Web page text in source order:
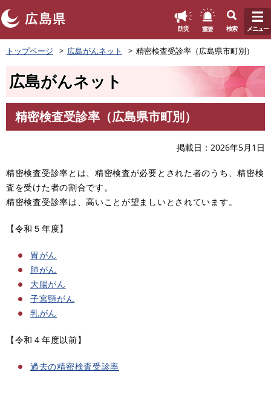
ペ
ー
頭
す
防災 重要 検索 メニュー
トップページ 広島がんネット 精密検査受診率（広島県市町別）
広島がんネット
文
精密検査受診率（広島県市町別）
掲載日 2026年5月1日
精密検査受診率とは、精密検査が必要とされた者のうち、精密検
査を受けた者の割合です。
精密検査受診率は、高いことが望ましいとされています。
【令和５年度】
胃がん
肺がん
大腸がん
子宮頸がん
乳がん
【令和４年度以前】
過去の精密検査受診率